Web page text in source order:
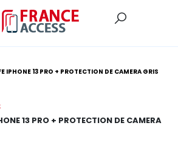
IPHONE 13 PRO + PROTECTION DE CAMERA GRIS
13 PRO + PROTECTION DE CAMERA